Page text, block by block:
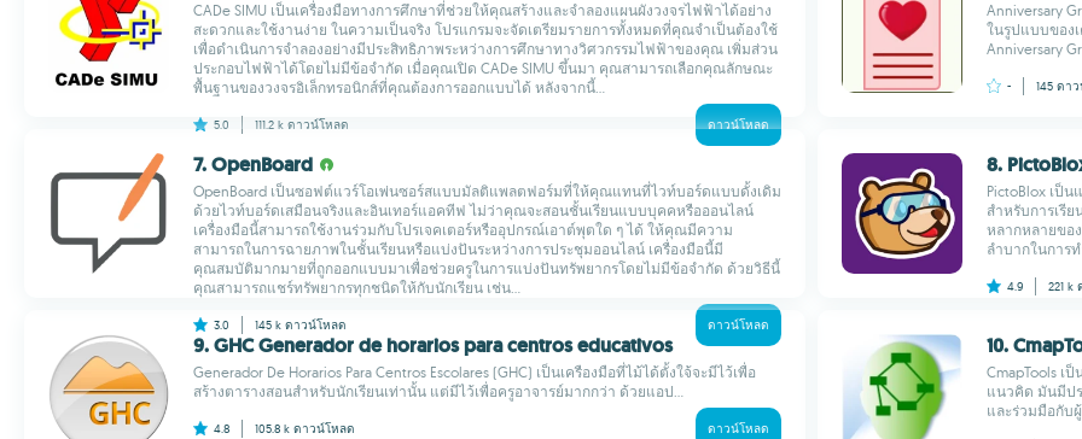
CADe SIMU เป็นเครื่องมือทางการศึกษาที่ช่วยให้คุณสร้างและจำลองแผนผังวงจรไฟฟ้าได้อย่าง
สะดวกและใช้งานง่าย ในความเป็นจริง โปรแกรมจะจัดเตรียมรายการทั้งหมดที่คุณจำเป็นต้องใช้
เพื่อดำเนินการจำลองอย่างมีประสิทธิภาพระหว่างการศึกษาทางวิศวกรรมไฟฟ้าของคุณ เพิ่มส่วน
ประกอบไฟฟ้าได้โดยไม่มีข้อจำกัด เมื่อคุณเปิด CADe SIMU ขึ้นมา คุณสามารถเลือกคุณลักษณะ
พื้นฐานของวงจรอิเล็กทรอนิกส์ที่คุณต้องการออกแบบได้ หลังจากนี้...
5.0 111.2 k ดาวน์โหลด ดาวน์โหลด
Anniversary
ในรูปแบบของ
Anniversary
- 145 ดา
7. OpenBoard
OpenBoard เป็นซอฟต์แวร์โอเพ่นซอร์สแบบมัลติแพลตฟอร์มที่ให้คุณแทนที่ไวท์บอร์ดแบบดั้งเดิม
ด้วยไวท์บอร์ดเสมือนจริงและอินเทอร์แอคทีฟ ไม่ว่าคุณจะสอนชั้นเรียนแบบบุคคหรือออนไลน์
เครื่องมือนี้สามารถใช้งานร่วมกับโปรเจคเตอร์หรืออุปกรณ์เอาต์พุตใด ๆ ได้ ให้คุณมีความ
สามารถในการฉายภาพในชั้นเรียนหรือแบ่งปันระหว่างการประชุมออนไลน์ เครื่องมือนี้มี
คุณสมบัติมากมายที่ถูกออกแบบมาเพื่อช่วยครูในการแบ่งปันทรัพยากรโดยไม่มีข้อจำกัด ด้วยวิธีนี้
คุณสามารถแชร์ทรัพยากรทุกชนิดให้กับนักเรียน เช่น...
3.0 145 k ดาวน์โหลด ดาวน์โหลด
8.
PictoBlox เป็
สำหรับการเรีย
หลากหลายขอ
ลำบากในการ
4.9 221 k
9. GHC Generador de horarios para centros educativos
Generador De Horarios Para Centros Escolares (GHC) เป็นเครืองมือที่ไม้ได้ตั้งใจ้จะมีไว้เพื่อ
สร้างตารางสอนสำหรับนักเรียนเท่านั้น แต่มีไว้เพื่อครูอาจารย์มากกว่า ด้วยแอป...
4.8 105.8 k ดาวน์โหลด ดาวน์โหลด
10.
CmapTools
แนวคิด มันมีป
และร่วมมือกับ